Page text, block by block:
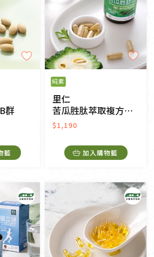
群
籃
純素
里仁
苦瓜胜肽萃取複方膠囊
$1,190
加入購物籃